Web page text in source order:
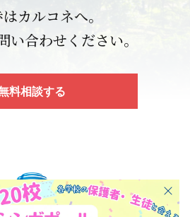
カルコネへ。
い合わせください。
料相談する